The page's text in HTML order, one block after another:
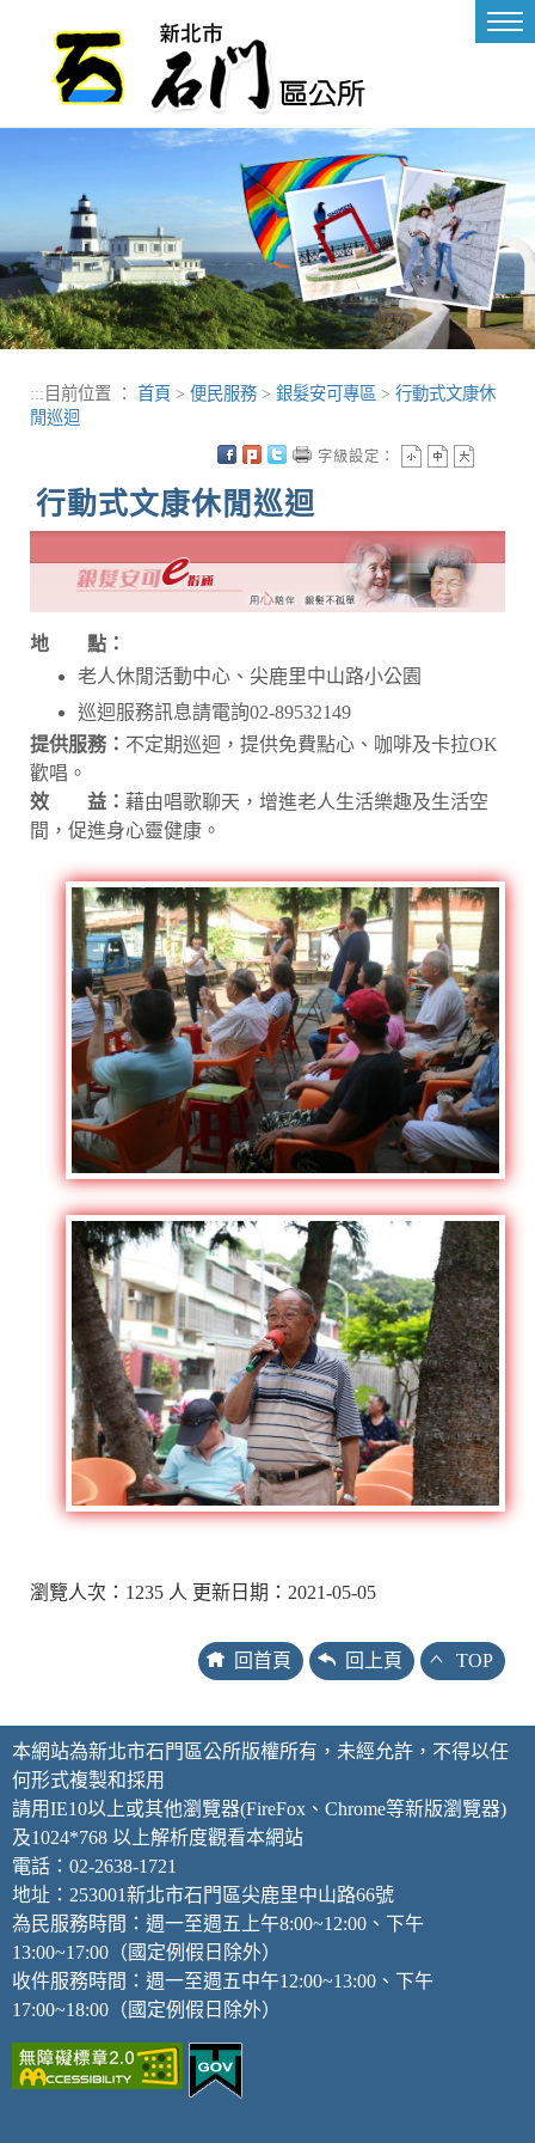
::: 目前位置 ： 首頁 > 便民服務 > 銀髮安可專區 > 行動式文康休
閒巡迴
行動式文康休閒巡迴
字級設定：
地 點：
老人休閒活動中心、尖鹿里中山路小公園
巡迴服務訊息請電詢02-89532149
提供服務： 不定期巡迴，提供免費點心、咖啡及卡拉OK
歡唱。
效 益： 藉由唱歌聊天，增進老人生活樂趣及生活空
間，促進身心靈健康。
瀏覽人次：1235 人 更新日期：2021-05-05
回首頁 回上頁 TOP
本網站為新北市石門區公所版權所有，未經允許，不得以任
何形式複製和採用
請用IE10以上或其他瀏覽器(FireFox、Chrome等新版瀏覽器)
及1024*768 以上解析度觀看本網站
電話：02-2638-1721
地址：253001新北市石門區尖鹿里中山路66號
為民服務時間：週一至週五上午8:00~12:00、下午
13:00~17:00（國定例假日除外）
收件服務時間：週一至週五中午12:00~13:00、下午
17:00~18:00（國定例假日除外）